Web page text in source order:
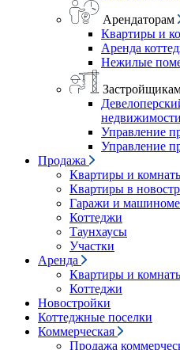
Арендаторам
Квартиры и
Аренда
Нежилые
недвижимости
Управление
Управление
Продажа
Квартиры и
Квартиры в
Гаражи и
Коттеджи
Таунхаусы
Участки
Аренда
Квартиры и
Коттеджи
Новостройки
Коттеджные поселки
Коммерческая
Продажа